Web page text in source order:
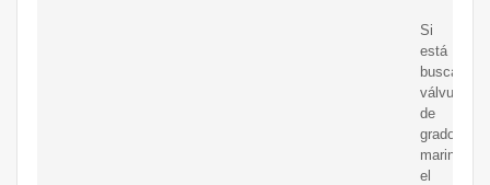
Si
está
buscando
válvulas
de
grado
marino,
el